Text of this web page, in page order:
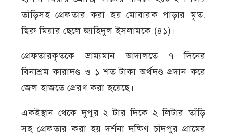
তাঁড়িসহ গ্রেফতার করা হয় মোবারক পাড়ার মৃত.
ছিরু মিয়ার ছেলে জাহিদুল ইসলামকে (৪১)।
গ্রেফতারকৃতকে ভ্রাম্যমান আদালতে ৭ দিনের
বিনাশ্রম কারাদণ্ড ও ১ শত টাকা অর্থদণ্ড প্রদান করে
জেল হাজতে প্রেরণ করা হয়েছে।
একইস্থান থেকে দুপুর ২ টার দিকে ২ লিটার তাঁড়ি
সহ গ্রেফতার করা হয় দর্শনা দক্ষিণ চাঁদপুর গ্রামের